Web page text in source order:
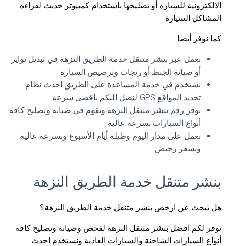
الالكترونية للسيارة أو تصليحها باستخدام كمبيوتر حديث لقراءة
المشاكل السيارة
كما نوفر أيضا:
نعمل عبر بنشر متنقل خدمة الطريق النزهة في تبديل تواير
أو صيانة الجنط أو رنجات وترصيص السيارة
نستخدم في خدمة المساعدة على الطريق احدث نظام
تحديد المواقع GPS لنصل اليكم بأقصى سرعة
نوفر رقم بنشر متنقل النزهة ونقوم في صيانة وتصليح كافة
أنواع السيارات بسرعة عالية
نعمل على مدار اليوم وطيلة أيام الأسبوع وبسرعة عالية
وبسعر رخيص
بنشر متنقل خدمة الطريق النزهة
هل تبحث عن ارخص بنشر متنقل خدمة الطريق النزهة؟
نوفر لكم افضل بنشر متنقل النزهة لفحص وصيانة وتصليح كافة
أنواع السيارات الشاحنة والسيارات العادية ونستخدم احدث